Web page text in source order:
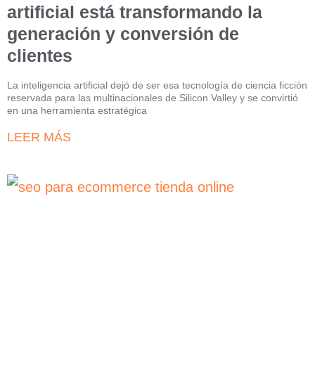
artificial está transformando la
generación y conversión de
clientes
La inteligencia artificial dejó de ser esa tecnología de ciencia ficción
reservada para las multinacionales de Silicon Valley y se convirtió
en una herramienta estratégica
LEER MÁS